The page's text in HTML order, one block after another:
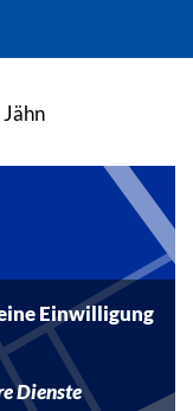
Einwilligung
Dienste